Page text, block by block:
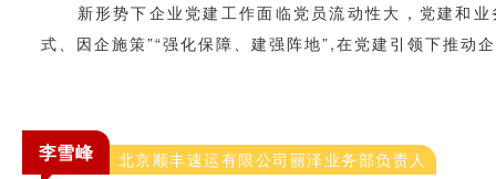
新形势下企业党建工作面临党员流动性大，党建和业
式、因企施策”“强化保障、建强阵地”,在党建引领下推动
李雪峰 北京顺丰速运有限公司丽泽业务部负责人